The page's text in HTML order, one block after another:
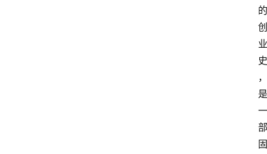
的
创
业
史
，
是
一
部
固